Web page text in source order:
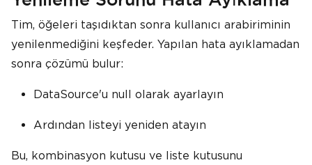
Tim, öğeleri taşıdıktan sonra kullanıcı arabiriminin
yenilenmediğini keşfeder. Yapılan hata ayıklamadan
sonra çözümü bulur:
DataSource'u null olarak ayarlayın
Ardından listeyi yeniden atayın
Bu, kombinasyon kutusu ve liste kutusunu